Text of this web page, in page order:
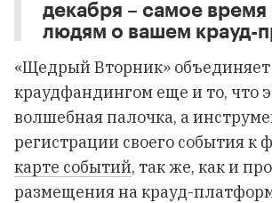
декабря – самое
людям о вашем крауд-
«Щедрый Вторник» объединяет
краудфандингом еще и то, что
волшебная палочка, а
регистрации своего события к
карте событий, так же, как и
размещения на крауд-